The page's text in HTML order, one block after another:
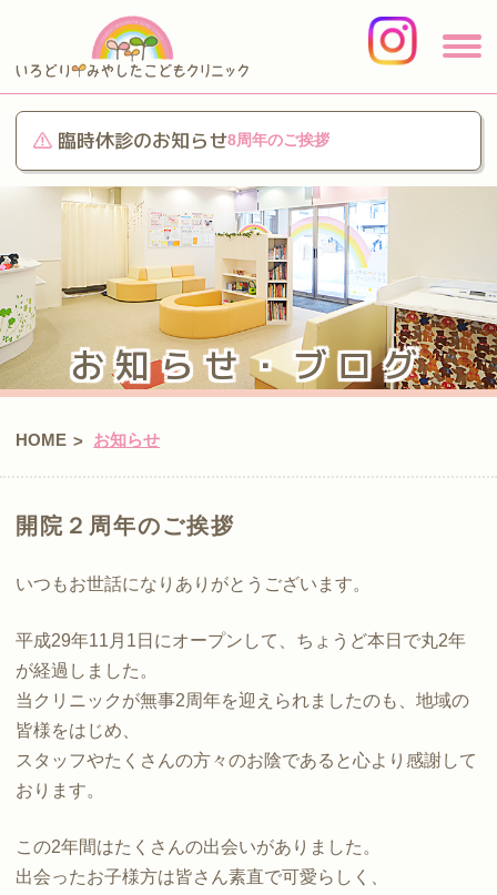
臨時休診のお知らせ8周年のご挨拶
お知らせ・ブログ
HOME > お知らせ
開院２周年のご挨拶
いつもお世話になりありがとうございます。
平成29年11月1日にオープンして、ちょうど本日で丸2年
が経過しました。
当クリニックが無事2周年を迎えられましたのも、地域の
皆様をはじめ、
スタッフやたくさんの方々のお陰であると心より感謝して
おります。
この2年間はたくさんの出会いがありました。
出会ったお子様方は皆さん素直で可愛らしく、